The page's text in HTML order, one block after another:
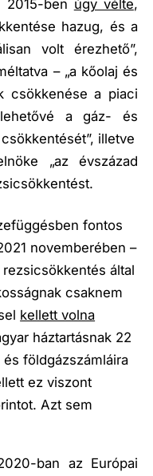
2015-ben úgy vélte,
hazug, és a
volt érezhető”,
– „a kőolaj és
csökkenése a piaci
a gáz- és
, illetve
„az évszázad
fontos
novemberében –
által
csaknem
kellett volna
háztartásnak 22
földgázszámláira
ez viszont
Azt sem
ban az Európai